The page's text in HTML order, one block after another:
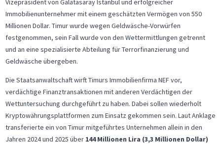
Vizepräsident von Galatasaray Istanbul und erfolgreicher
Immobilienunternehmer mit einem geschätzten Vermögen von 550
Millionen Dollar. Timur wurde wegen Geldwäsche-Vorwürfen
festgenommen, sein Fall wurde von den Wettermittlungen getrennt
und an eine spezialisierte Abteilung für Terrorfinanzierung und
Geldwäsche übergeben.
Die Staatsanwaltschaft wirft Timurs Immobilienfirma NEF vor,
verdächtige Finanztransaktionen mit anderen Verdächtigen der
Wettuntersuchung durchgeführt zu haben. Dabei sollen wiederholt
Kryptowährungsplattformen zum Einsatz gekommen sein. Laut Anklage
transferierte ein von Timur mitgeführtes Unternehmen allein in den
Jahren 2024 und 2025 über 144 Millionen Lira (3,3 Millionen Dollar)